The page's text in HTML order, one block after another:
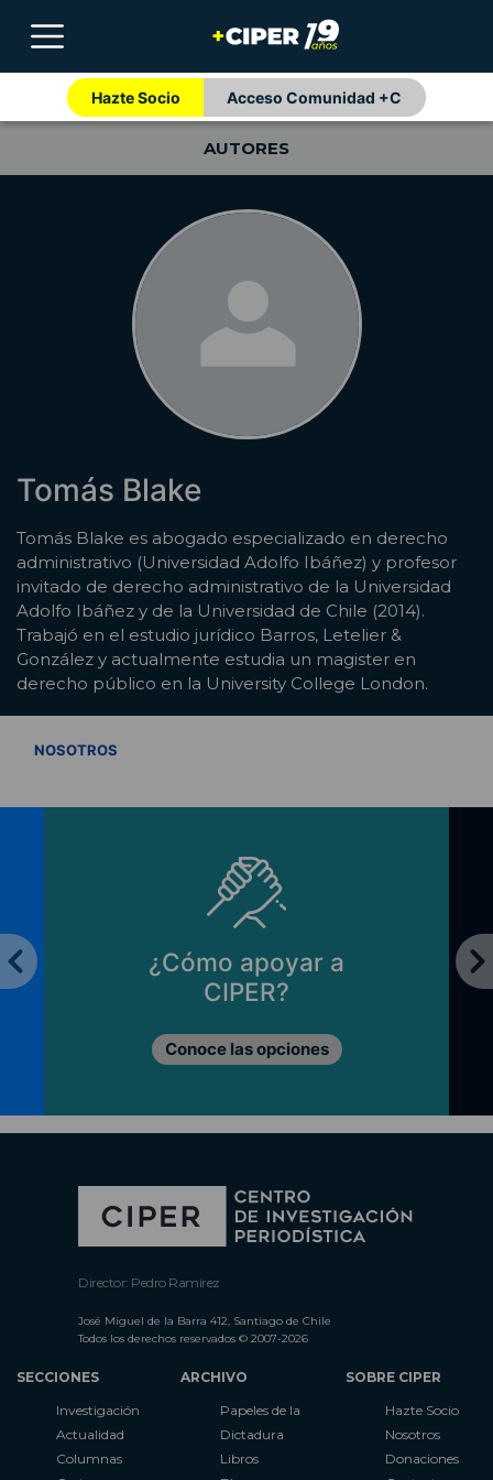
Hazte Socio Acceso Comunidad +C
AUTORES
Tomás Blake
Tomás Blake es abogado especializado en derecho
administrativo (Universidad Adolfo Ibáñez) y profesor
invitado de derecho administrativo de la Universidad
Adolfo Ibáñez y de la Universidad de Chile (2014).
Trabajó en el estudio jurídico Barros, Letelier &
González y actualmente estudia un magister en
derecho público en la University College London.
NOSOTROS
¿Cómo apoyar a
CIPER?
Conoce las opciones
Director: Pedro Ramírez
José Miguel de la Barra 412, Santiago de Chile
Todos los derechos reservados © 2007-2026
SECCIONES
Investigación
Actualidad
Columnas
ARCHIVO
Papeles de la
Dictadura
Libros
SOBRE CIPER
Hazte Socio
Nosotros
Donaciones